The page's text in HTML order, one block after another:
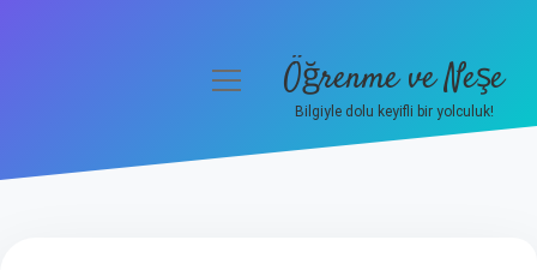
menüyüÖğrenme ve Neşe
Bilgiyle dolu keyifli bir yolculuk!